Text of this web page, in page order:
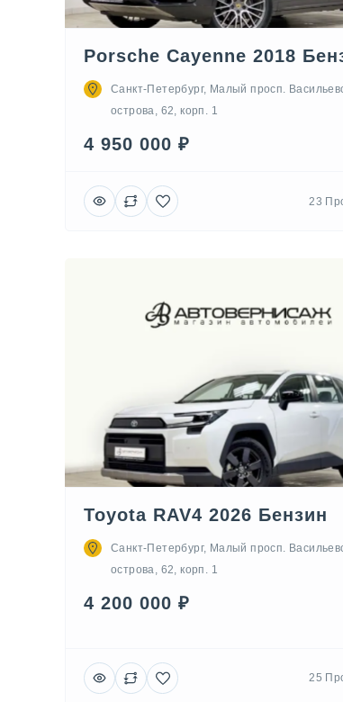
Porsche Cayenne 2018
Санкт-Петербург, Малый просп.
острова, 62, корп. 1
4 950 000 ₽
23
Toyota RAV4 2026 Бензин
Санкт-Петербург, Малый просп.
острова, 62, корп. 1
4 200 000 ₽
25